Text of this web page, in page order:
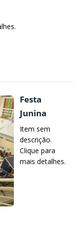
Festa
Junina
Item sem
descrição.
Clique para
mais detalhes.